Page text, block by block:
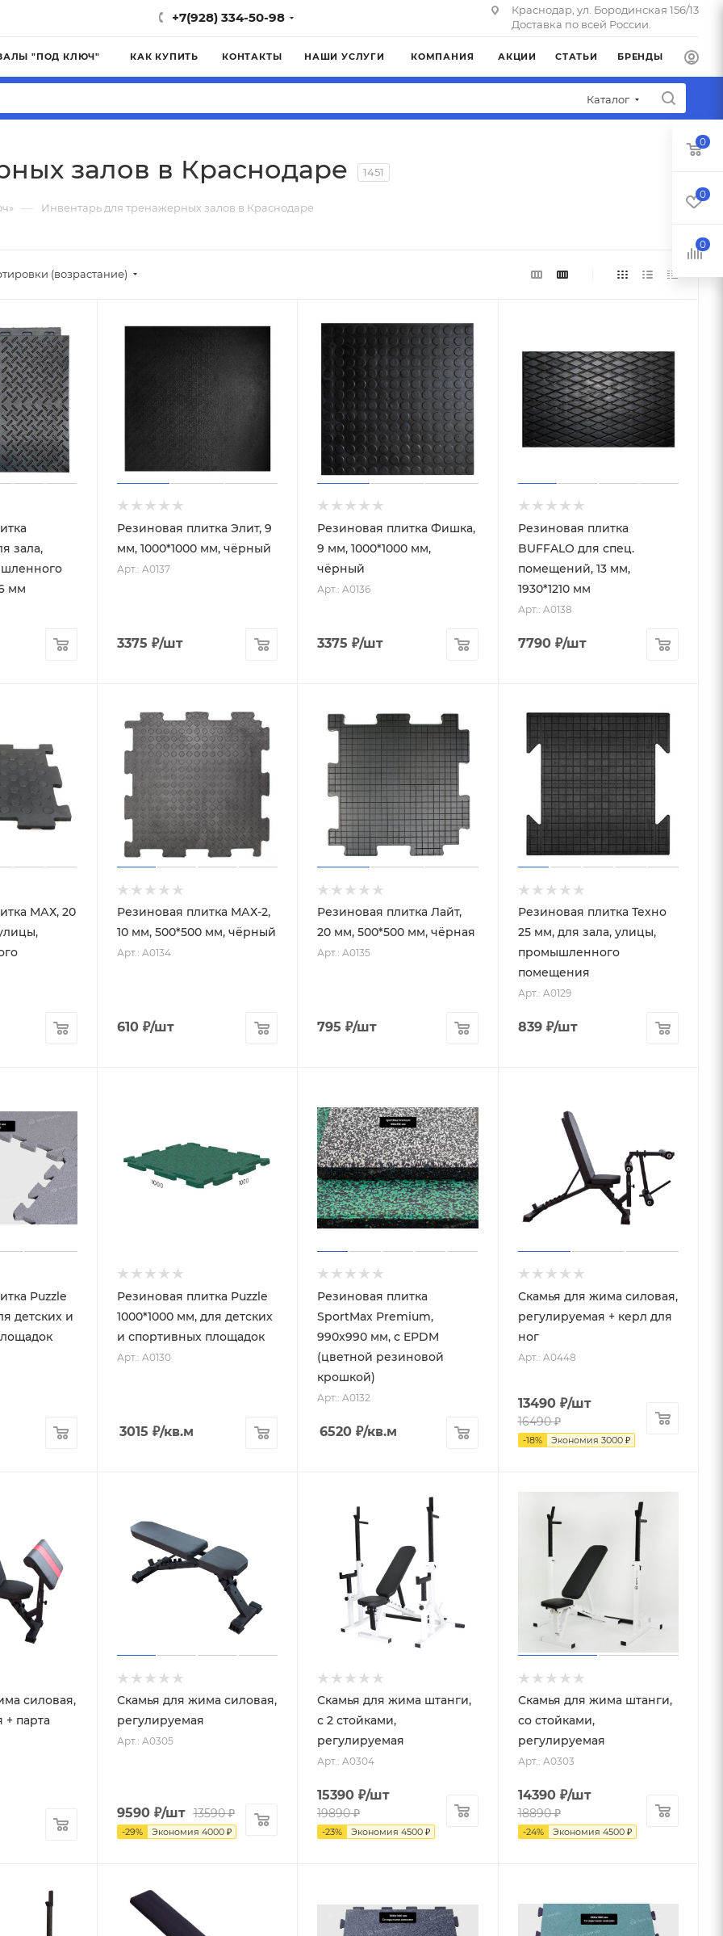
+7(928) 334-50-98
Краснодар, ул. Бородинская 156/13
Доставка по всей России.
"ПОД КЛЮЧ" КАК КУПИТЬ КОНТАКТЫ НАШИ УСЛУГИ КОМПАНИЯ АКЦИИ СТАТЬИ БРЕНДЫ
Каталог
залов в Краснодаре 1451
— Инвентарь для тренажерных залов в Краснодаре
(возрастание)
зала,
мм
Резиновая плитка Элит, 9
мм, 1000*1000 мм, чёрный
Арт.: A0137
3375 ₽/шт
Резиновая плитка Фишка,
9 мм, 1000*1000 мм,
чёрный
Арт.: A0136
3375 ₽/шт
Резиновая плитка
BUFFALO для спец.
помещений, 13 мм,
1930*1210 мм
Арт.: A0138
7790₽/шт
МАХ, 20
Резиновая плитка МАХ-2,
10 мм, 500*500 мм, чёрный
Арт.: A0134
610₽/шт
Резиновая плитка Лайт,
20 мм, 500*500 мм, чёрная
Арт.: A0135
795 ₽/шт
Резиновая плитка Техно
25 мм, для зала, улицы,
промышленного
помещения
Арт.: A0129
839₽/шт
Puzzle
детских и
Резиновая плитка Puzzle
1000*1000 мм, для детских
и спортивных площадок
Арт.: A0130
3015 ₽/кв.м
Резиновая плитка
SportMax Premium,
990x990 мм, с EPDM
(цветной резиновой
крошкой)
Арт.: A0132
6520 ₽/кв.м
Скамья для жима силовая,
регулируемая + керл для
ног
Арт.: A0448
13490₽/шт
16490₽
-18% Экономия 3000₽
силовая,
+ парта
Скамья для жима силовая,
регулируемая
Арт.: A0305
9590₽/шт 13590₽
-29% Экономия 4000₽
Скамья для жима штанги,
с 2 стойками,
регулируемая
Арт.: A0304
15390 ₽/шт
19890₽
-23% Экономия 4500 ₽
Скамья для жима штанги,
со стойками,
регулируемая
Арт.: A0303
14390₽/шт
18890₽
-24% Экономия 4500₽
0
0
0